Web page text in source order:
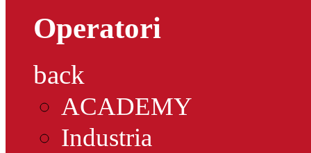
Operatori
back
ACADEMY
Industria